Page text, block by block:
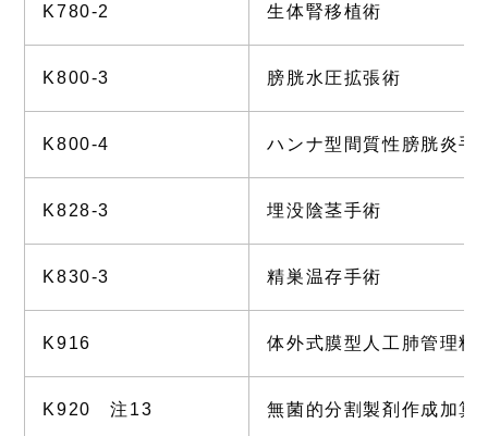
K780-2 生体腎移植術
K800-3 膀胱水圧拡張術
K800-4 ハンナ型間質性膀胱炎手
K828-3 埋没陰茎手術
K830-3 精巣温存手術
K916 体外式膜型人工肺管理料
K920 注13 無菌的分割製剤作成加算